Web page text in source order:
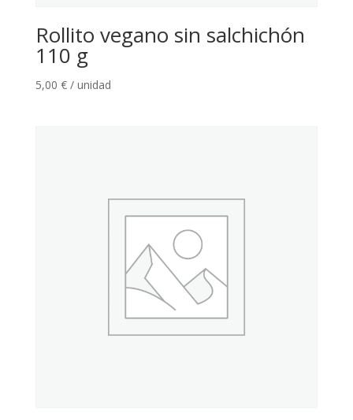
Rollito vegano sin salchichón
110 g
5,00 € / unidad